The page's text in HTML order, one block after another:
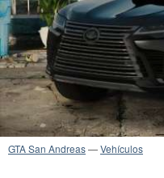
GTA San Andreas—Vehículos